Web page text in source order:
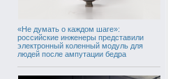
«Не думать о каждом шаге»:
российские инженеры представили
электронный коленный модуль для
людей после ампутации бедра